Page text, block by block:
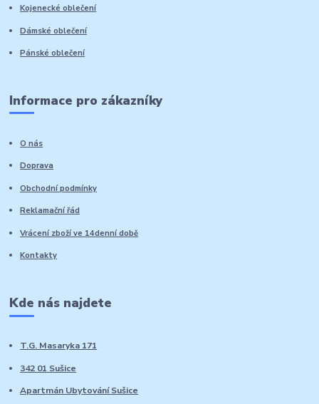
Kojenecké oblečení
Dámské oblečení
Pánské oblečení
Informace pro zákazníky
O nás
Doprava
Obchodní podmínky
Reklamační řád
Vrácení zboží ve 14denní době
Kontakty
Kde nás najdete
T.G. Masaryka 171
342 01 Sušice
Apartmán Ubytování Sušice